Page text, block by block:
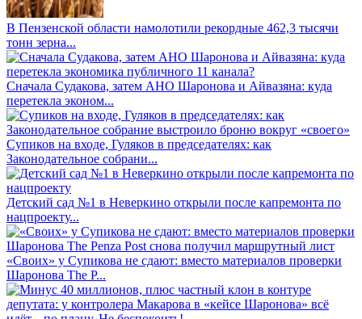
В Пензенской области намолотили рекордные 462,3 тысячи
тонн зерна...
Сначала Судакова, затем АНО Шаронова и Айвазяна: куда
перетекла эконом...
Супиков на входе, Гуляков в председателях: как
Законодательное собрани...
Детский сад №1 в Неверкино открыли после капремонта по
нацпроекту...
«Своих» у Супикова не сдают: вместо материалов проверки
Шаронова The P...